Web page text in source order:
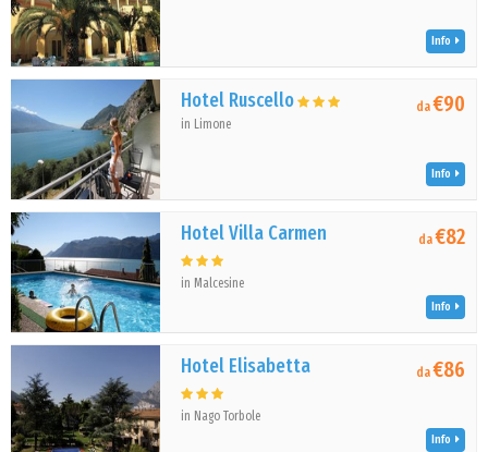
Info
Hotel Ruscello
in Limone
da€90
Info
Hotel Villa Carmen
in Malcesine
da€82
Info
Hotel Elisabetta
in Nago Torbole
da€86
Info